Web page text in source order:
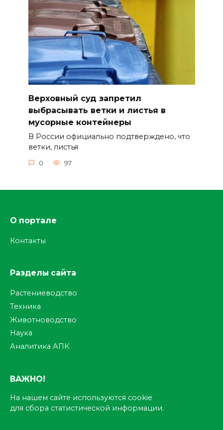
Верховный суд запретил
выбрасывать ветки и листья в
мусорные контейнеры
В России официально подтверждено, что
ветки, листья
0 97
О портале
Контакты
Разделы сайта
Растениеводство
Техника
Животноводство
Наука
Аналитика АПК
ВАЖНО!
На нашем сайте используются cookie
для сбора статистической информации.